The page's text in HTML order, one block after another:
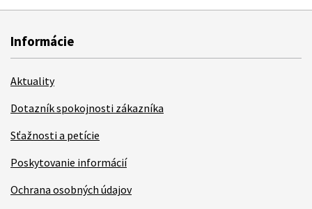
Informácie
Aktuality
Dotazník spokojnosti zákazníka
Sťažnosti a petície
Poskytovanie informácií
Ochrana osobných údajov